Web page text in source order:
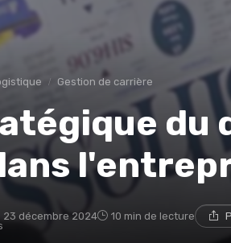
Gestion de carrière
du
23 décembre 2024 10 min de lecture